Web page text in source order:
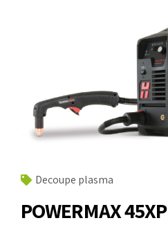
Decoupe plasma
POWERMAX 45XP